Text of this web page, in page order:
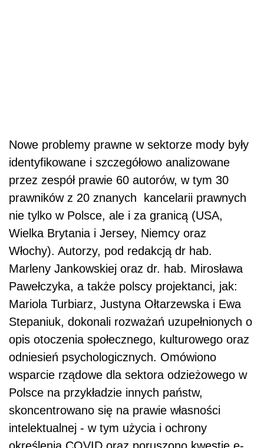
Nowe problemy prawne w sektorze mody były
identyfikowane i szczegółowo analizowane
przez zespół prawie 60 autorów, w tym 30
prawników z 20 znanych kancelarii prawnych
nie tylko w Polsce, ale i za granicą (USA,
Wielka Brytania i Jersey, Niemcy oraz
Włochy). Autorzy, pod redakcją dr hab.
Marleny Jankowskiej oraz dr. hab. Mirosława
Pawełczyka, a także polscy projektanci, jak:
Mariola Turbiarz, Justyna Ołtarzewska i Ewa
Stepaniuk, dokonali rozważań uzupełnionych o
opis otoczenia społecznego, kulturowego oraz
odniesień psychologicznych. Omówiono
wsparcie rządowe dla sektora odzieżowego w
Polsce na przykładzie innych państw,
skoncentrowano się na prawie własności
intelektualnej - w tym użycia i ochrony